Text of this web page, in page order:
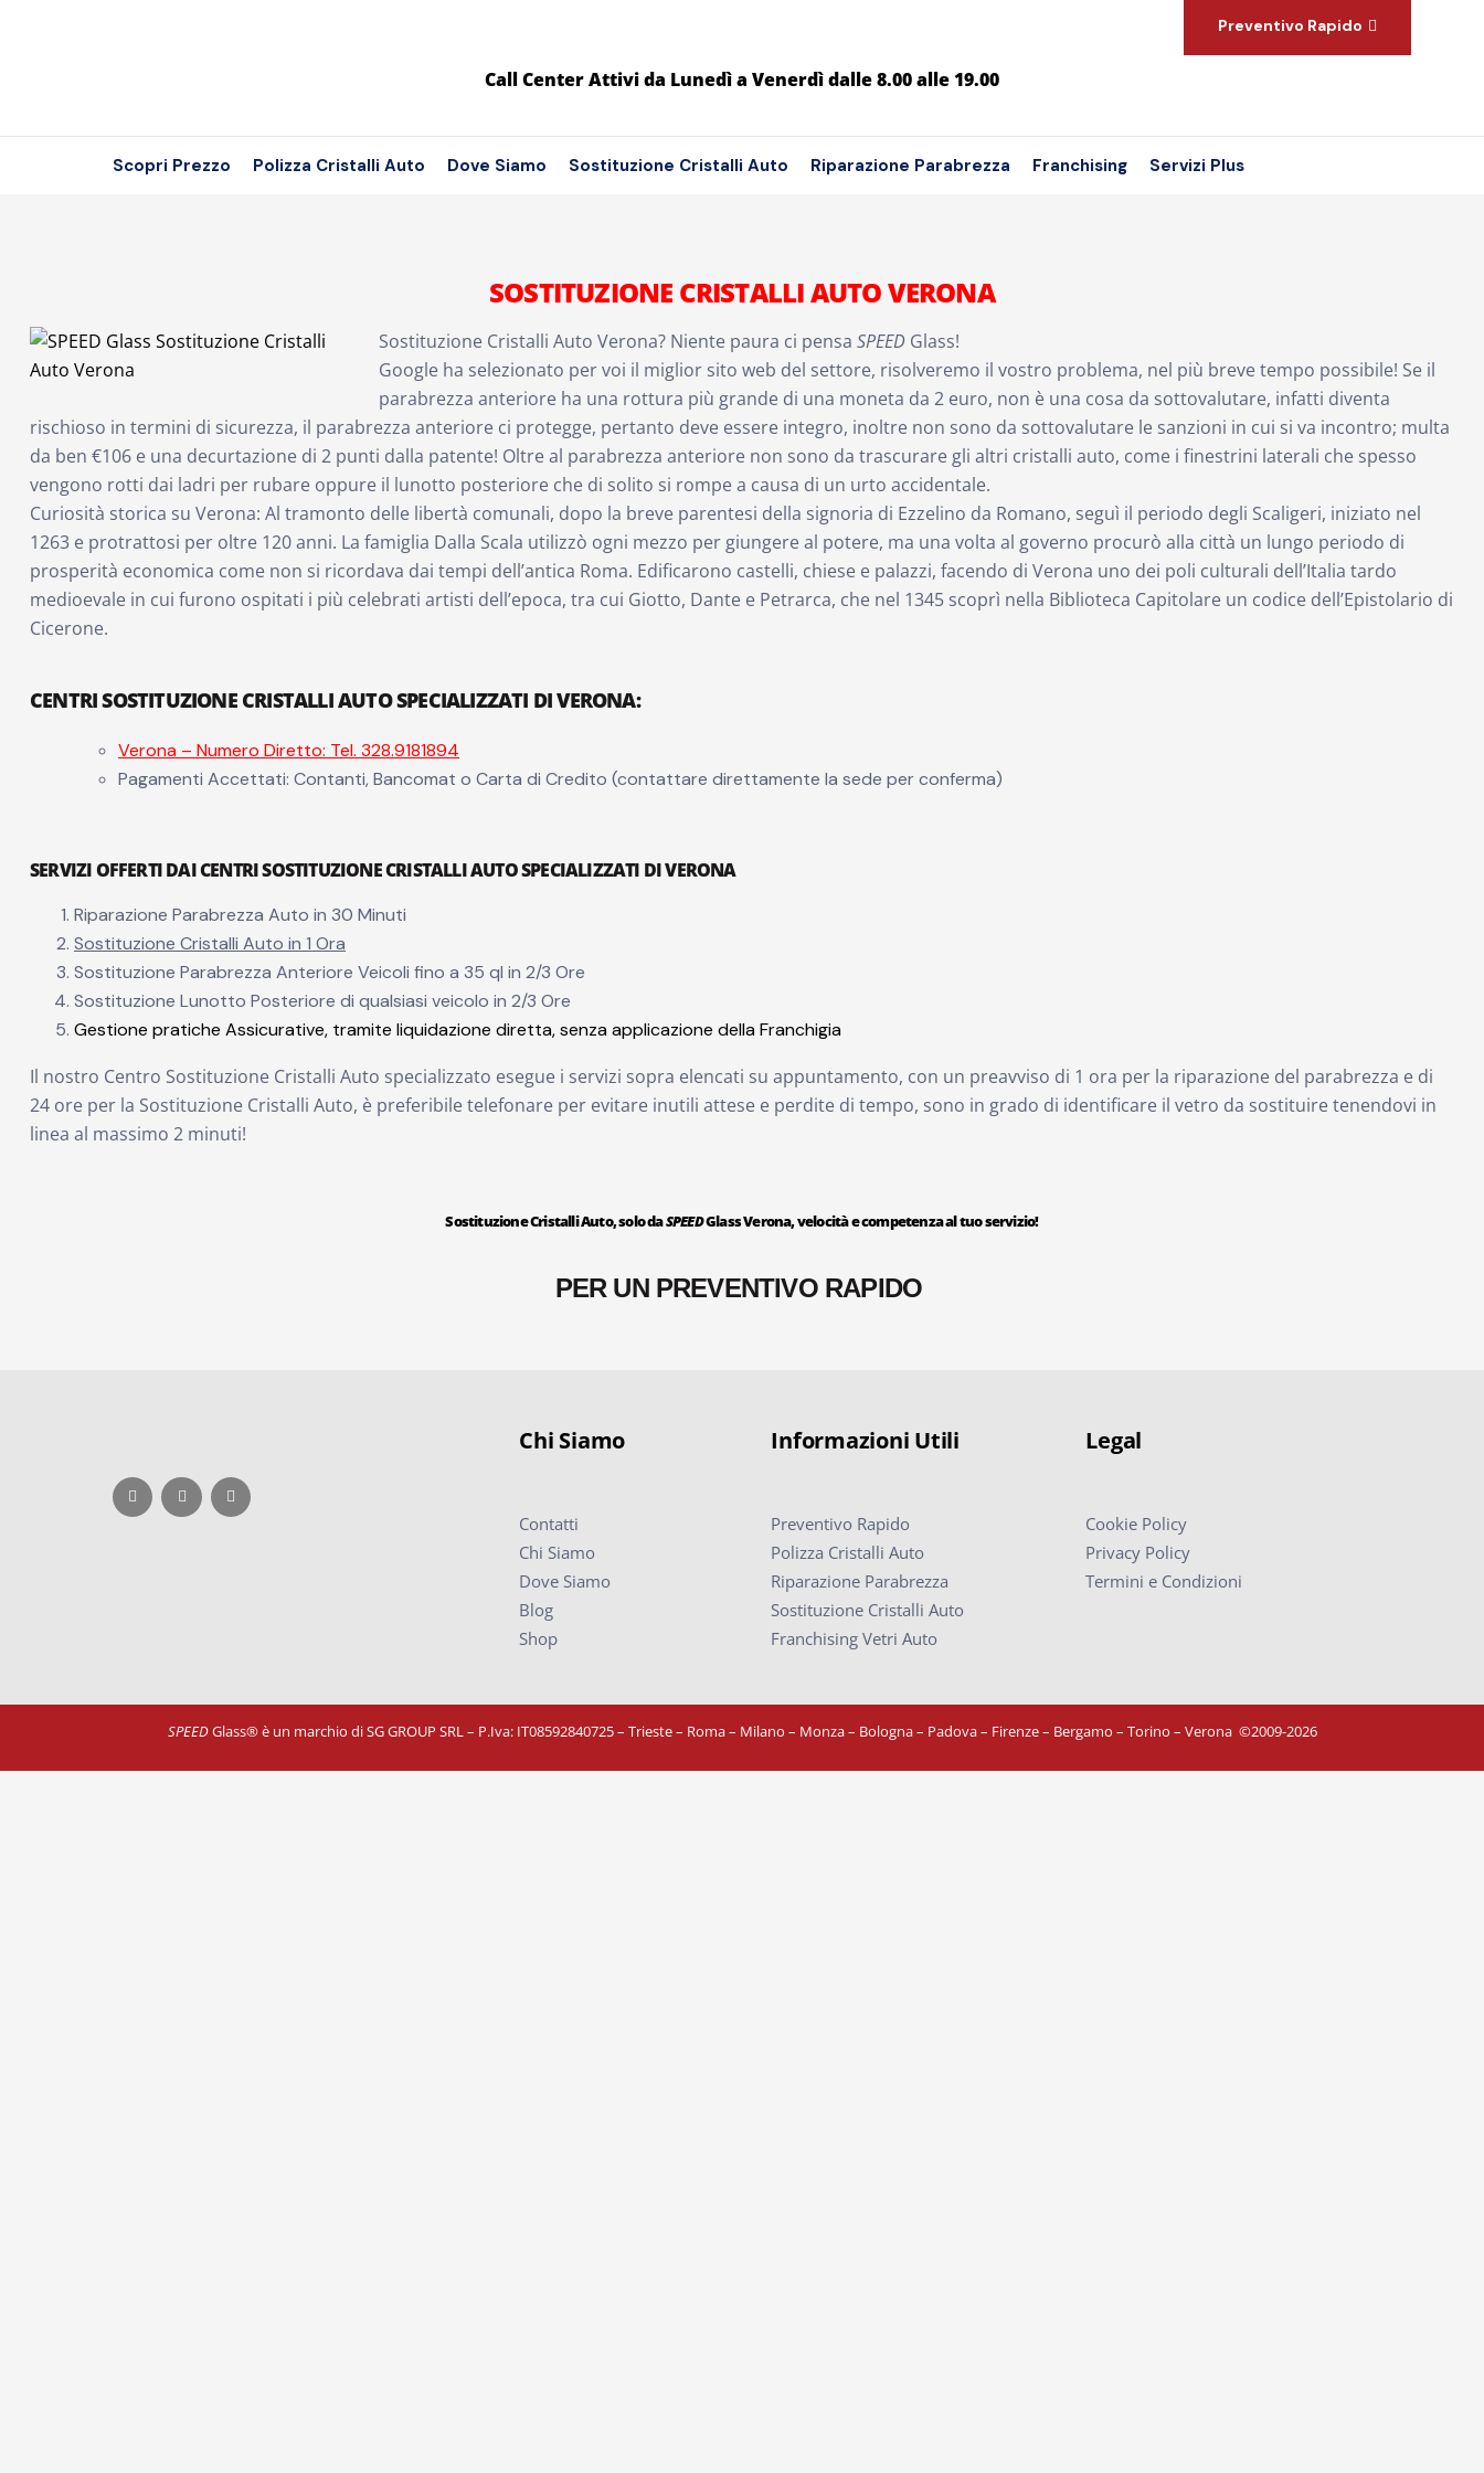
Preventivo Rapido
Call Center Attivi da Lunedì a Venerdì dalle 8.00 alle 19.00
Scopri Prezzo Polizza Cristalli Auto Dove Siamo Sostituzione Cristalli Auto Riparazione Parabrezza Franchising Servizi Plus
SOSTITUZIONE CRISTALLI AUTO VERONA
Sostituzione Cristalli Auto Verona? Niente paura ci pensa SPEED Glass!
Google ha selezionato per voi il miglior sito web del settore, risolveremo il vostro problema, nel più breve tempo possibile! Se il
parabrezza anteriore ha una rottura più grande di una moneta da 2 euro, non è una cosa da sottovalutare, infatti diventa
rischioso in termini di sicurezza, il parabrezza anteriore ci protegge, pertanto deve essere integro, inoltre non sono da sottovalutare le sanzioni in cui si va incontro; multa
da ben €106 e una decurtazione di 2 punti dalla patente! Oltre al parabrezza anteriore non sono da trascurare gli altri cristalli auto, come i finestrini laterali che spesso
vengono rotti dai ladri per rubare oppure il lunotto posteriore che di solito si rompe a causa di un urto accidentale.
Curiosità storica su Verona: Al tramonto delle libertà comunali, dopo la breve parentesi della signoria di Ezzelino da Romano, seguì il periodo degli Scaligeri, iniziato nel
1263 e protrattosi per oltre 120 anni. La famiglia Dalla Scala utilizzò ogni mezzo per giungere al potere, ma una volta al governo procurò alla città un lungo periodo di
prosperità economica come non si ricordava dai tempi dell’antica Roma. Edificarono castelli, chiese e palazzi, facendo di Verona uno dei poli culturali dell’Italia tardo
medioevale in cui furono ospitati i più celebrati artisti dell’epoca, tra cui Giotto, Dante e Petrarca, che nel 1345 scoprì nella Biblioteca Capitolare un codice dell’Epistolario di
Cicerone.
CENTRI SOSTITUZIONE CRISTALLI AUTO SPECIALIZZATI DI VERONA:
Verona – Numero Diretto: Tel. 328.9181894
Pagamenti Accettati: Contanti, Bancomat o Carta di Credito (contattare direttamente la sede per conferma)
SERVIZI OFFERTI DAI CENTRI SOSTITUZIONE CRISTALLI AUTO SPECIALIZZATI DI VERONA
Riparazione Parabrezza Auto in 30 Minuti
Sostituzione Cristalli Auto in 1 Ora
Sostituzione Parabrezza Anteriore Veicoli fino a 35 ql in 2/3 Ore
Sostituzione Lunotto Posteriore di qualsiasi veicolo in 2/3 Ore
Gestione pratiche Assicurative, tramite liquidazione diretta, senza applicazione della Franchigia
Il nostro Centro Sostituzione Cristalli Auto specializzato esegue i servizi sopra elencati su appuntamento, con un preavviso di 1 ora per la riparazione del parabrezza e di
24 ore per la Sostituzione Cristalli Auto, è preferibile telefonare per evitare inutili attese e perdite di tempo, sono in grado di identificare il vetro da sostituire tenendovi in
linea al massimo 2 minuti!
Sostituzione Cristalli Auto, solo daSPEEDGlass Verona, velocità e competenza al tuo servizio!
PER UN PREVENTIVO RAPIDO
Chi Siamo
Contatti
Chi Siamo
Dove Siamo
Blog
Shop
Informazioni Utili
Preventivo Rapido
Polizza Cristalli Auto
Riparazione Parabrezza
Sostituzione Cristalli Auto
Franchising Vetri Auto
Legal
Cookie Policy
Privacy Policy
Termini e Condizioni
SPEEDGlass® è un marchio di SG GROUP SRL – P.Iva: IT08592840725– Trieste – Roma – Milano – Monza – Bologna – Padova – Firenze – Bergamo – Torino – Verona ©2009-2026